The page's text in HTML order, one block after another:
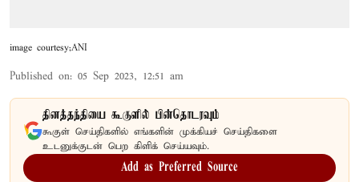
image courtesy;ANI
Published on: 05 Sep 2023, 12:51 am
தினத்தந்தியை கூகுளில் பின்தொடரவும்
கூகுள் செய்திகளில் எங்களின் முக்கியச் செய்திகளை
உடனுக்குடன் பெற கிளிக் செய்யவும்.
Add as Preferred Source